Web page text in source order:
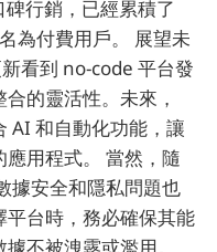
行銷，已經累積了
為付費用戶。 展望未
看到 no-code 平台發
的靈活性。未來，
AI 和自動化功能，讓
用程式。 當然，隨
據安全和隱私問題也
台時，務必確保其能